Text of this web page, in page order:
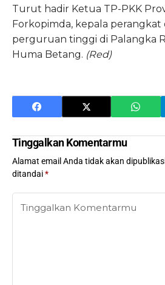
Turut hadir Ketua TP-PKK
Forkopimda, kepala perangkat
perguruan tinggi di Palangka
Huma Betang. (Red)
Tinggalkan Komentarmu
Alamat email Anda tidak akan
ditandai*